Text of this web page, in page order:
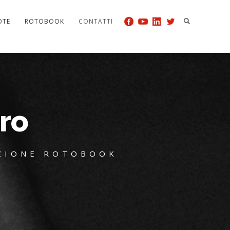
ROTOBOOK CONTATTI
ROTOBOOK